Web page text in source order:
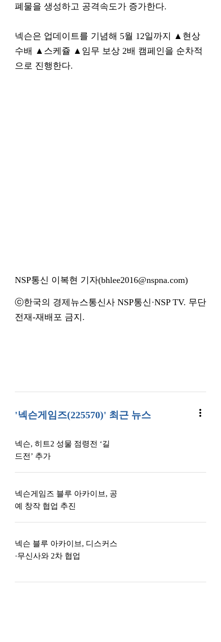
폐물을 생성하고 공격속도가 증가한다.
넥슨은 업데이트를 기념해 5월 12일까지 ▲현상
수배 ▲스케쥴 ▲임무 보상 2배 캠페인을 순차적
으로 진행한다.
NSP통신 이복현 기자(bhlee2016@nspna.com)
ⓒ한국의 경제뉴스통신사 NSP통신·NSP TV. 무단
전재-재배포 금지.
'넥슨게임즈(225570)' 최근 뉴스 more_vert
넥슨, 히트2 성물 점령전 ‘길
드전’ 추가
넥슨게임즈 블루 아카이브, 공
예 창작 협업 추진
넥슨 블루 아카이브, 디스커스
·무신사와 2차 협업